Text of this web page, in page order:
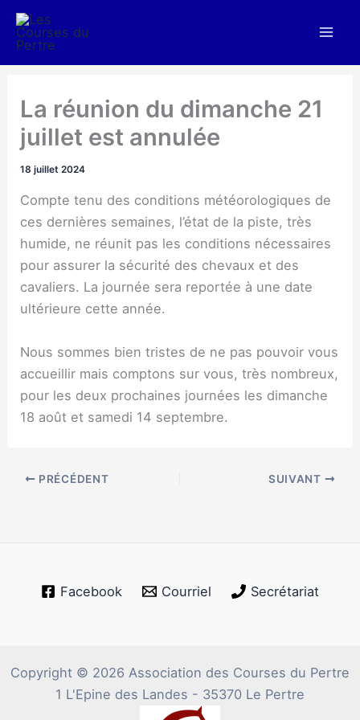
Aller
contenu
La réunion du dimanche 21
juillet est annulée
18 juillet 2024
Compte tenu des conditions météorologiques de
ces dernières semaines, l’état de la piste, très
humide, ne réunit pas les conditions nécessaires
pour assurer la sécurité des chevaux et des
cavaliers. La journée sera reportée à une date
ultérieure cette année.
Nous sommes bien tristes de ne pas pouvoir vous
accueillir mais comptons sur vous, très nombreux,
pour les deux prochaines journées les dimanche
18 août et samedi 14 septembre.
PRÉCÉDENT SUIVANT
Facebook Courriel Secrétariat
Copyright © 2026 Association des Courses du Pertre
1 L'Epine des Landes - 35370 Le Pertre